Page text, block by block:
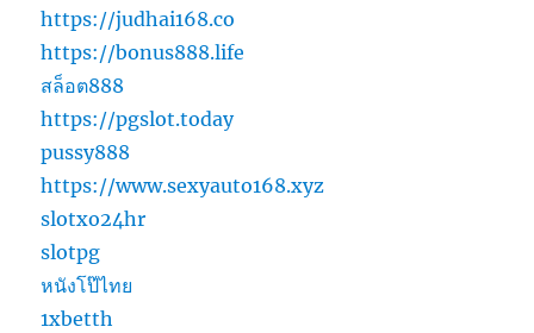
https://judhai168.co
https://bonus888.life
สล็อต888
https://pgslot.today
pussy888
https://www.sexyauto168.xyz
slotxo24hr
slotpg
หนังโป๊ไทย
1xbetth